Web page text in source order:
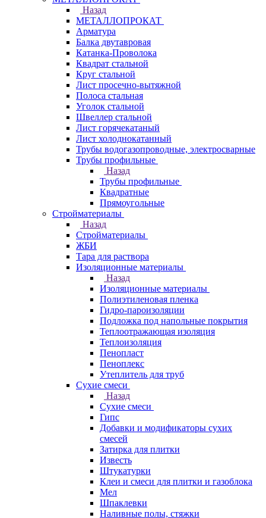
Назад
МЕТАЛЛОПРОКАТ
Арматура
Балка двутавровая
Катанка-Проволока
Квадрат стальной
Круг стальной
Лист просечно-вытяжной
Полоса стальная
Уголок стальной
Швеллер стальной
Лист горячекатаный
Лист холоднокатанный
Трубы водогазопроводные, электросварные
Трубы профильные
Назад
Трубы профильные
Квадратные
Прямоугольные
Стройматериалы
Назад
Стройматериалы
ЖБИ
Тара для раствора
Изоляционные материалы
Назад
Изоляционные материалы
Полиэтиленовая пленка
Гидро-пароизоляции
Подложка под напольные покрытия
Теплоотражающая изоляция
Теплоизоляция
Пенопласт
Пеноплекс
Утеплитель для труб
Сухие смеси
Назад
Сухие смеси
Гипс
Добавки и модификаторы сухих
смесей
Затирка для плитки
Известь
Штукатурки
Клеи и смеси для плитки и газоблока
Мел
Шпаклевки
Наливные полы, стяжки